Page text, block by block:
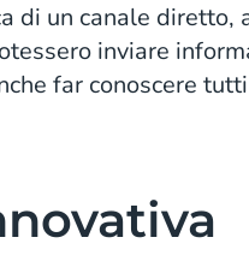
di un canale diretto,
inviare
far conoscere